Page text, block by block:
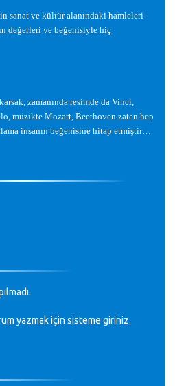
sanat ve kültür alanındaki hamleleri
değerleri ve beğenisiyle hiç
zamanında resimde da Vinci,
müzikte Mozart, Beethoven zaten hep
insanın beğenisine hitap etmiştir…
yazmak için sisteme giriniz.